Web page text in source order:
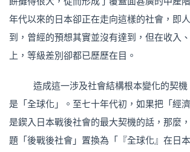
年代以來的日本卻正在走向這樣的社會，即
到，曾經的預想其實並沒有達到，但在收入
上，等級差別卻都已歷歷在目。
造成這一涉及社會結構根本變化的契
是「全球化」。至七十年代初，如果把「經
是鍥入日本戰後社會的最大契機的話，那麼
題「後戰後社會」置換為「『全球化』在日